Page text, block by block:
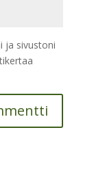
ja sivustoni